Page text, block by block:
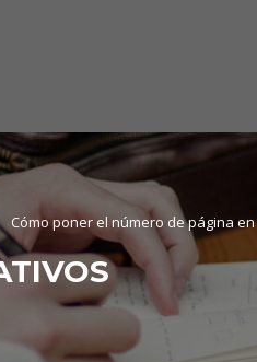
Cómo poner el número de página